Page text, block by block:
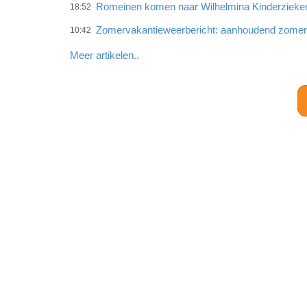
18:52 Romeinen komen naar Wilhelmina
10:42 Zomervakantieweerbericht: aanhoudend
Meer artikelen..